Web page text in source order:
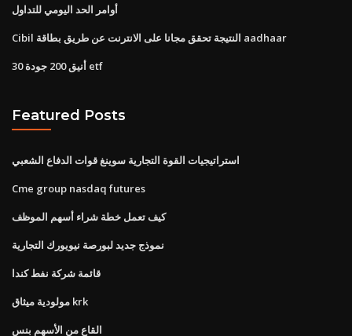
أوامر الحد اليومي للتداول
Cibil النتيجة تحقق مجانا على الانترنت عن طريق بطاقة aadhaar
أنيق 200 جودة 30 etf
Featured Posts
استراتيجيات القوة التجارية سوينغ قوات الدفاع الشعبي
Cme group nasdaq futures
كيف تعمل خطة شراء أسهم الموظف
نموذج جديد لبورصة نيويورك التجارية
قائمة شركة نفط كندا
مولودية ميثاق krk
القاع من الأسهم بنس